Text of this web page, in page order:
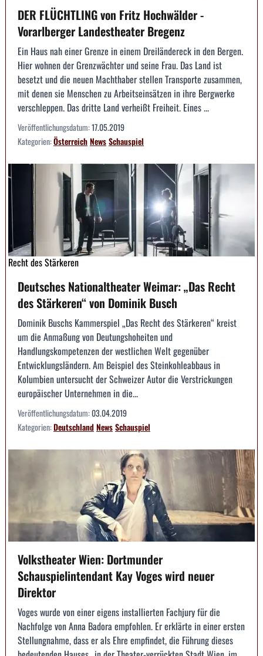
DER FLÜCHTLING von Fritz Hochwälder -
Vorarlberger Landestheater Bregenz
Ein Haus nah einer Grenze in einem Dreiländereck in den Bergen.
Hier wohnen der Grenzwächter und seine Frau. Das Land ist
besetzt und die neuen Machthaber stellen Transporte zusammen,
mit denen sie Menschen zu Arbeitseinsätzen in ihre Bergwerke
verschleppen. Das dritte Land verheißt Freiheit. Eines ...
Veröffentlichungsdatum:17.05.2019
Kategorien:ÖsterreichNewsSchauspiel
Recht des Stärkeren
Deutsches Nationaltheater Weimar: „Das Recht
des Stärkeren“ von Dominik Busch
Dominik Buschs Kammerspiel „Das Recht des Stärkeren“ kreist
um die Anmaßung von Deutungshoheiten und
Handlungskompetenzen der westlichen Welt gegenüber
Entwicklungsländern. Am Beispiel des Steinkohleabbaus in
Kolumbien untersucht der Schweizer Autor die Verstrickungen
europäischer Unternehmen in die...
Veröffentlichungsdatum:03.04.2019
Kategorien:DeutschlandNewsSchauspiel
Volkstheater Wien: Dortmunder
Schauspielintendant Kay Voges wird neuer
Direktor
Voges wurde von einer eigens installierten Fachjury für die
Nachfolge von Anna Badora empfohlen. Er erklärte in einer ersten
Stellungnahme, dass er als Ehre empfindet, die Führung dieses